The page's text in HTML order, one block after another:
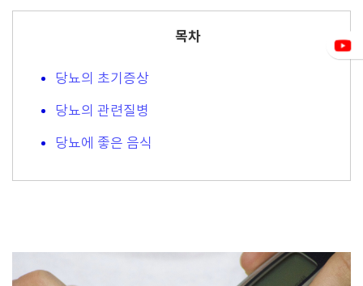
목차
당뇨의 초기증상
당뇨의 관련질병
당뇨에 좋은 음식